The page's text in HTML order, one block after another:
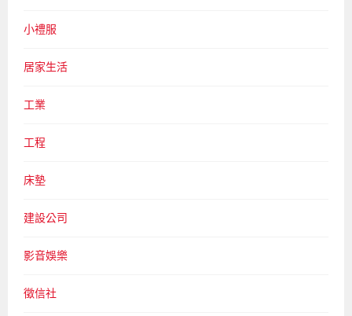
小禮服
居家生活
工業
工程
床墊
建設公司
影音娛樂
徵信社